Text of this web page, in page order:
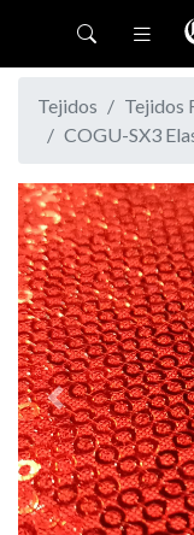
Tejidos Tejidos
COGU-SX3
Previous